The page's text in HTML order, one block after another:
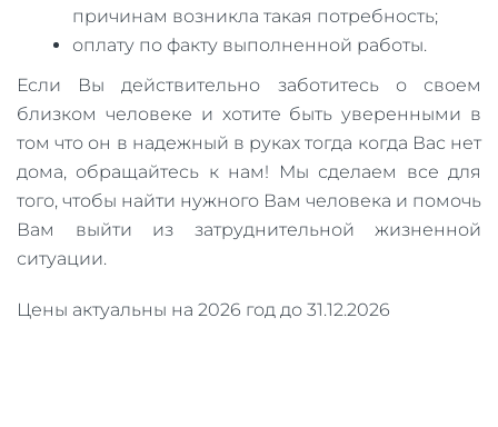
причинам возникла такая потребность;
оплату по факту выполненной работы.
Если Вы действительно заботитесь о своем
близком человеке и хотите быть уверенными в
том что он в надежный в руках тогда когда Вас нет
дома, обращайтесь к нам! Мы сделаем все для
того, чтобы найти нужного Вам человека и помочь
Вам выйти из затруднительной жизненной
ситуации.
Цены актуальны на 2026 год до 31.12.2026